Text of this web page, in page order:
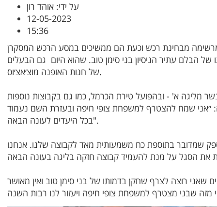
על ידי: אוהד רון
12-05-2023
15:36
מבחינת רכש וכעת הם ממשיכים במסע הרכש המסקרן
הבלם עתיר הניסיון בני סימן טוב. שהוא היום גם הבעלים
של חנות האופנה מוצ׳אצ׳וס.
מליגה א' - ובהפועל טירת הכרמל, כמו גם בקבוצות נוספות
שמח להצטרף למשפחת צופי חיפה ובעזרת השם נעמוד
בכל היעדים לעונה הבאה".
שמדובר בתוספת כח משמעותית מאד לקבוצה שלנו. אנחנו
שאני רוצה לצרף שחקן בדמותו של בני סימן טוב ואין מאושר